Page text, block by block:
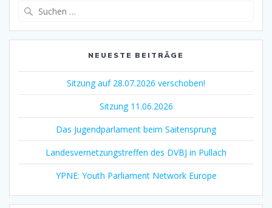
NEUESTE BEITRÄGE
Sitzung auf 28.07.2026 verschoben!
Sitzung 11.06.2026
Das Jugendparlament beim Saitensprung
Landesvernetzungstreffen des DVBJ in Pullach
YPNE: Youth Parliament Network Europe